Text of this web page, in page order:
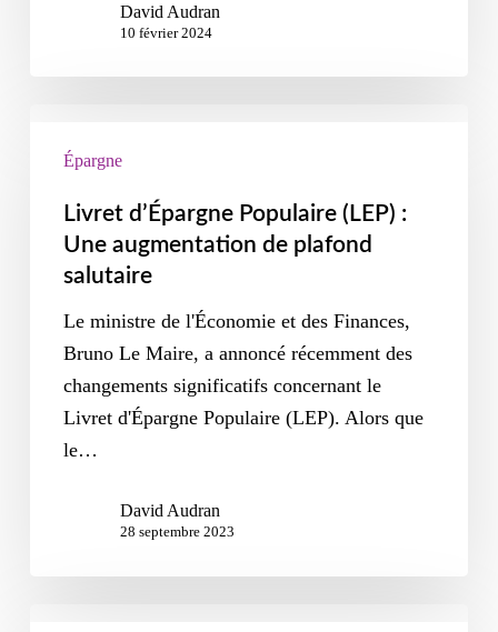
David Audran
10 février 2024
Épargne
Livret d’Épargne Populaire (LEP) :
Une augmentation de plafond
salutaire
Le ministre de l'Économie et des Finances,
Bruno Le Maire, a annoncé récemment des
changements significatifs concernant le
Livret d'Épargne Populaire (LEP). Alors que
le…
David Audran
28 septembre 2023